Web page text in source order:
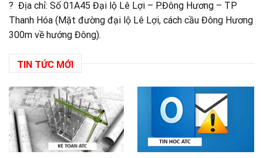
? Địa chỉ: Số 01A45 Đại lộ Lê Lợi – P.Đông Hương – TP
Thanh Hóa (Mặt đường đại lộ Lê Lợi, cách cầu Đông Hương
300m về hướng Đông).
TIN TỨC MỚI